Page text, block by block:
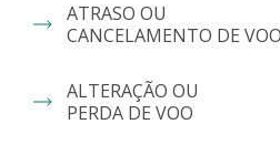
ATRASO OU
CANCELAMENTO DE VOO
ALTERAÇÃO OU
PERDA DE VOO